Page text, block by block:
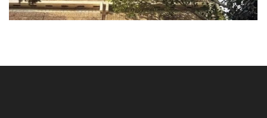
اخبار محلية أغسطس 9, 2026